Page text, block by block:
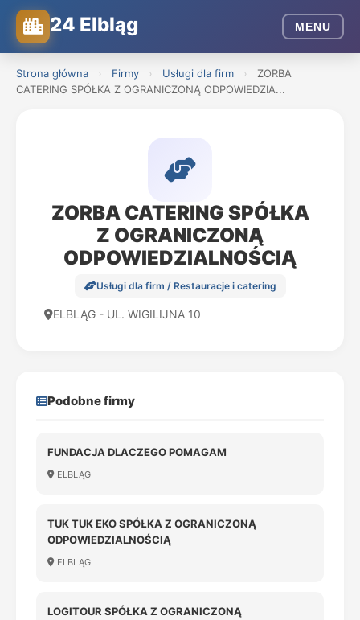
24 Elbląg MENU
Strona główna › Firmy › Usługi dla firm ›
ZORBA
CATERING SPÓŁKA Z OGRANICZONĄ ODPOWIEDZIA...
ZORBA CATERING SPÓŁKA
Z OGRANICZONĄ
ODPOWIEDZIALNOŚCIĄ
Usługi dla firm / Restauracje i catering
ELBLĄG - UL. WIGILIJNA 10
Podobne firmy
FUNDACJA DLACZEGO POMAGAM
ELBLĄG
TUK TUK EKO SPÓŁKA Z OGRANICZONĄ
ODPOWIEDZIALNOŚCIĄ
ELBLĄG
LOGITOUR SPÓŁKA Z OGRANICZONĄ